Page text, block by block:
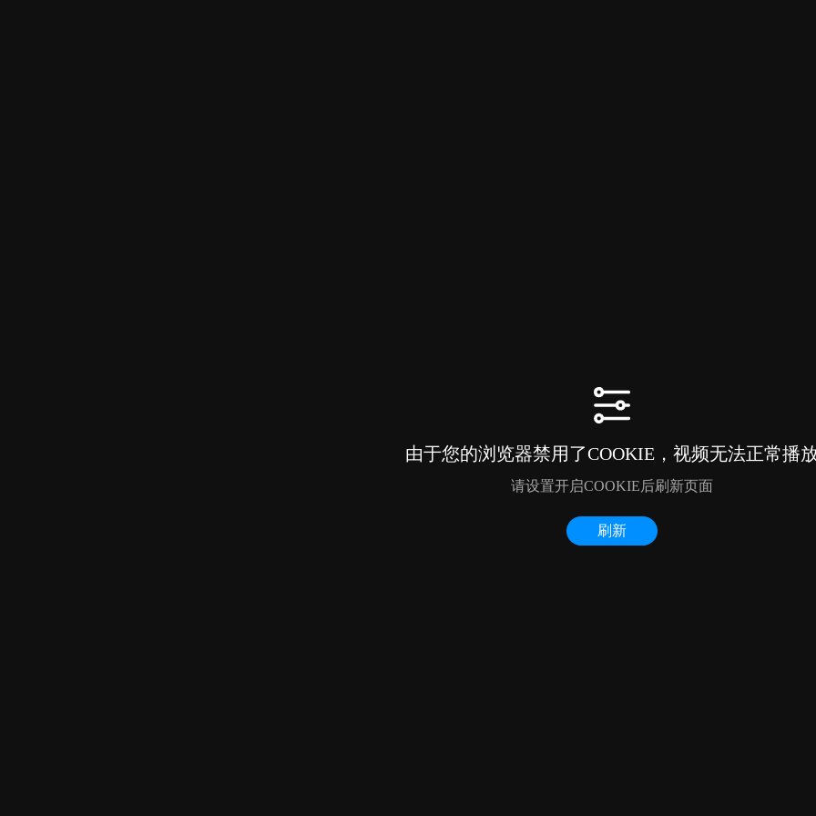
由于您的浏览器禁用了COOKIE，视频无法正常播
请设置开启COOKIE后刷新页面
刷新